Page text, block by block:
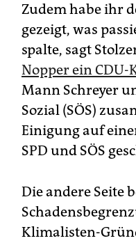
Zudem habe ihr
gezeigt, was
spalte, sagt
Nopper ein
Mann Schreyer
Sozial (SÖS)
Einigung auf
SPD und SÖS
Die andere Seite
Klimalisten-